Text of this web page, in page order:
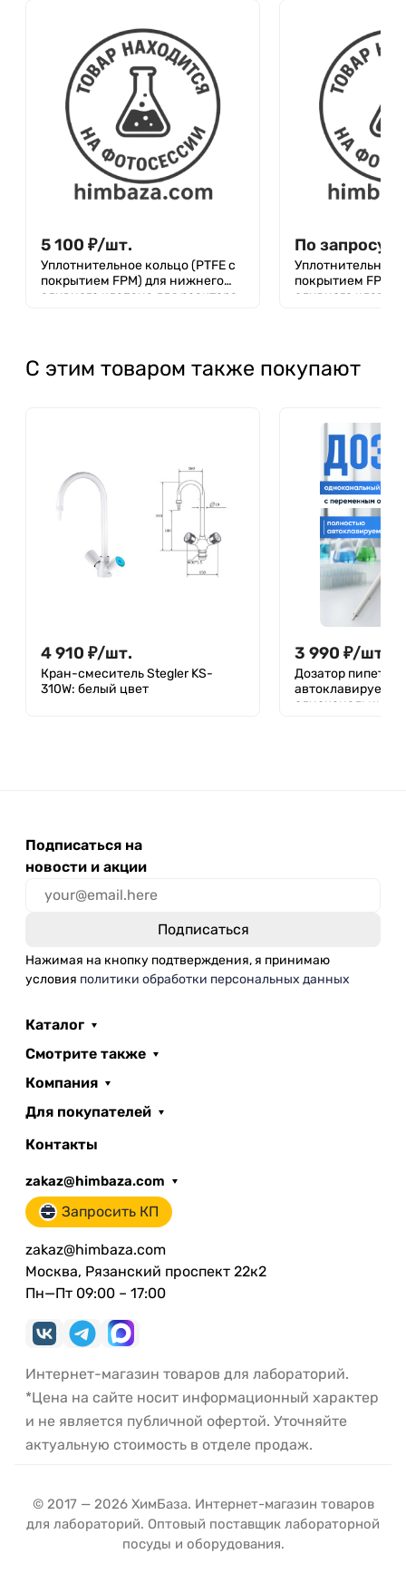
5 100 ₽/шт.
Уплотнительное кольцо (PTFE с
покрытием FPM) для нижнего
сливного клапана для реактора
По запросу
Уплотнительное
покрытием FPM)
сливного
С этим товаром также покупают
4 910 ₽/шт.
Кран-смеситель Stegler KS-
310W: белый цвет
3 990 ₽/шт.
Дозатор
одноканальный,
Подписаться на
новости и акции
Нажимая на кнопку подтверждения, я принимаю
условия политики обработки персональных данных
Каталог
Смотрите также
Компания
Для покупателей
Контакты
zakaz@himbaza.com
Запросить КП
zakaz@himbaza.com
Москва, Рязанский проспект 22к2
Пн—Пт 09:00 – 17:00
Интернет-магазин товаров для лабораторий.
*Цена на сайте носит информационный характер
и не является публичной офертой. Уточняйте
актуальную стоимость в отделе продаж.
© 2017 — 2026 ХимБаза. Интернет-магазин товаров
для лабораторий. Оптовый поставщик лабораторной
посуды и оборудования.